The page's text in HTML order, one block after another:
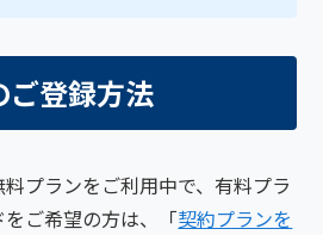
ご登録方法
プランをご利用中で、有料プラ
ご希望の方は、「契約プランを